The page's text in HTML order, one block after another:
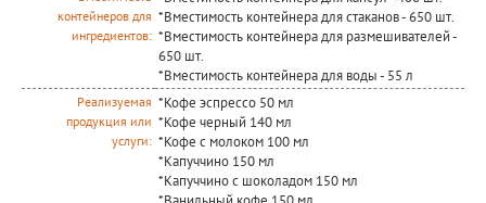
контейнеров для
ингредиентов:
*Вместимость контейнера для стаканов - 650 шт.
*Вместимость контейнера для размешивателей -
650 шт.
*Вместимость контейнера для воды - 55 л
Реализуемая
продукция или
услуги:
*Кофе эспрессо 50 мл
*Кофе черный 140 мл
*Кофе с молоком 100 мл
*Капуччино 150 мл
*Капуччино с шоколадом 150 мл